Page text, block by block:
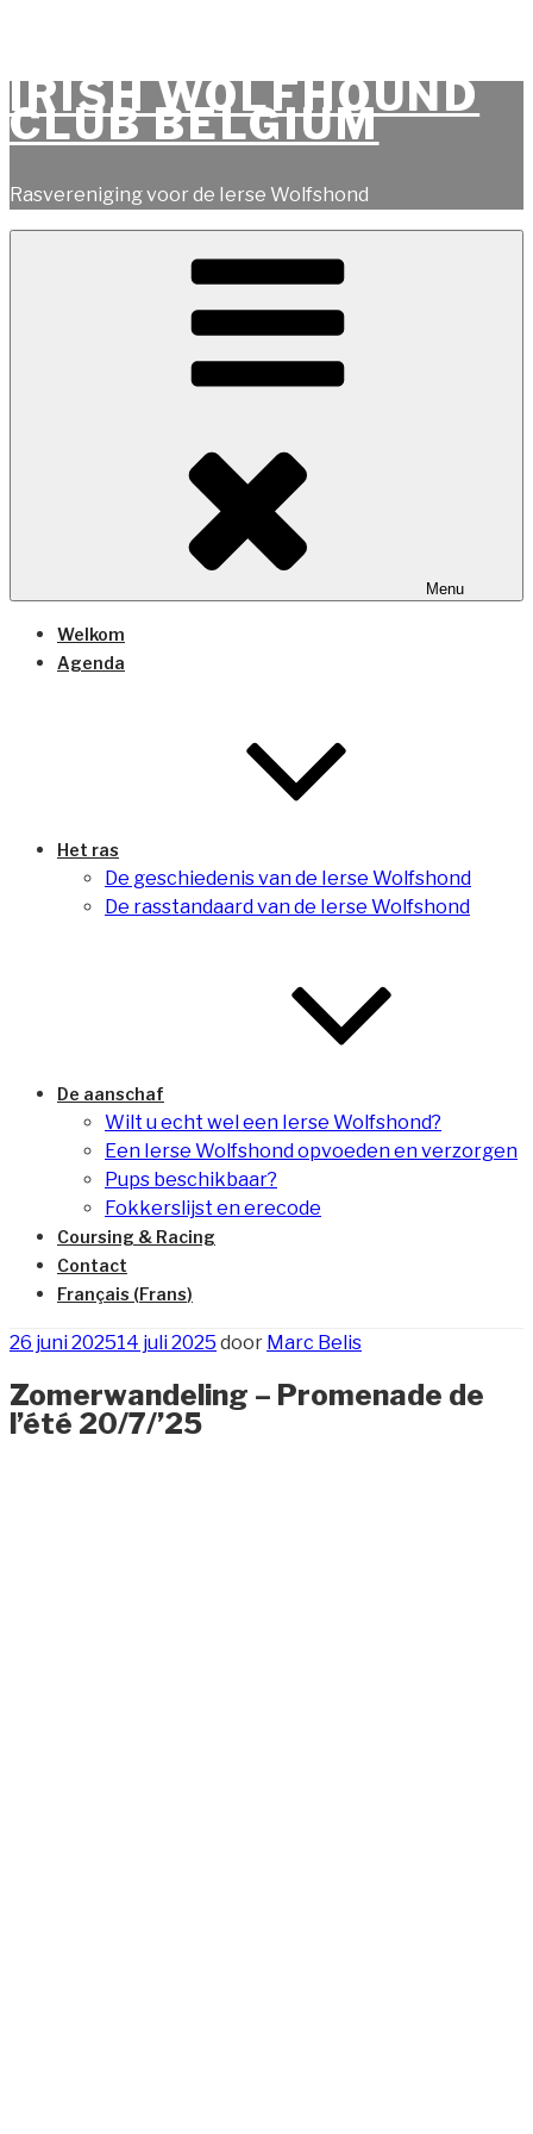
inhoud
springen
IRISH WOLFHOUND
CLUB BELGIUM
Rasvereniging voor de Ierse Wolfshond
Menu
Welkom
Agenda
Het ras
De geschiedenis van de Ierse Wolfshond
De rasstandaard van de Ierse Wolfshond
De aanschaf
Wilt u echt wel een Ierse Wolfshond?
Een Ierse Wolfshond opvoeden en verzorgen
Pups beschikbaar?
Fokkerslijst en erecode
Coursing & Racing
Contact
Français (Frans)
Geplaatst
26 juni 202514 juli 2025 door Marc Belis
Zomerwandeling – Promenade de
l’été 20/7/’25